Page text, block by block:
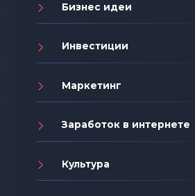
Бизнес идеи
Инвестиции
Маркетинг
Заработок в интернете
Культура